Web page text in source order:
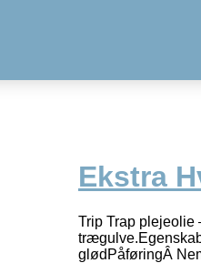
Ekstra
Trip Trap plejeolie
glødPåføringÂ